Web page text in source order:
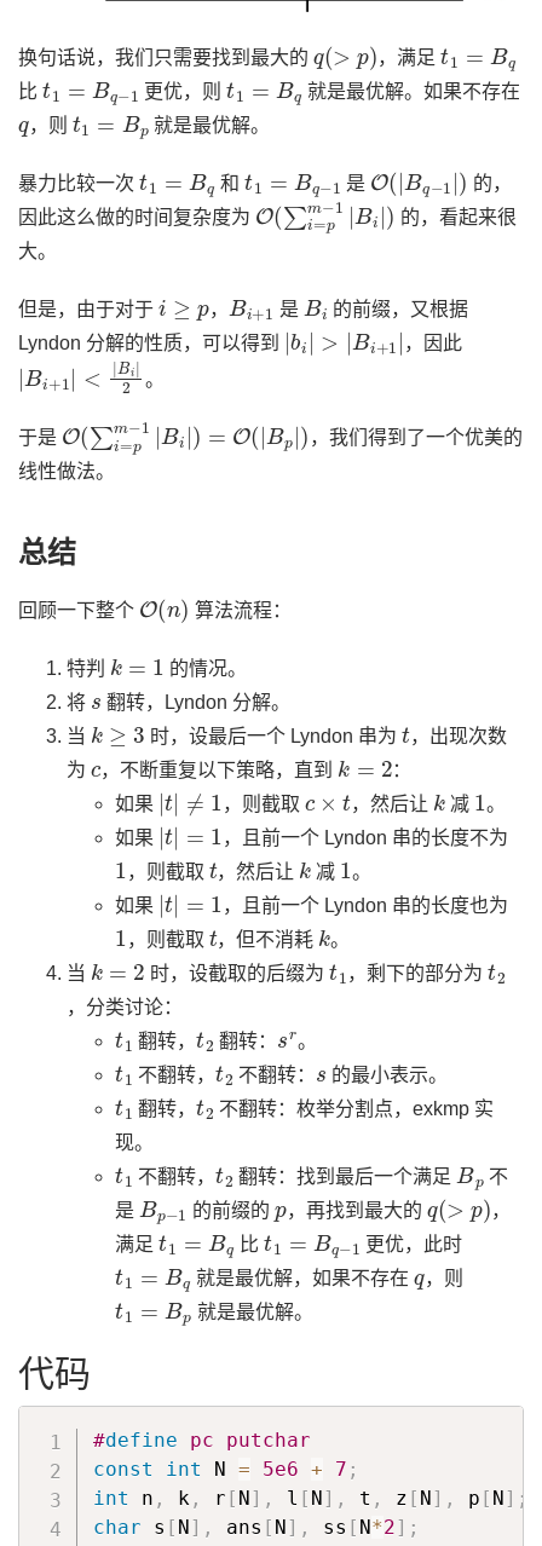
换句话说，我们只需要找到最大的
(
，满足
t q
比
t q−
更优，则
t q
就是最优解。如果不存在
，则
t1 B p
就是最优解。
暴力比较一次
t q
和
t q−
是
O(| Bq 1|
的，
因此这么做的时间复杂度为
O(∑i=pm −1 Bi|)
的，看起来很
大。
但是，由于对于
i≥p
，
Bi
是
Bi
的前缀，又根据
Lyndon 分解的性质，可以得到
|b | B +1
，因此
| Bi | i|2
。
于是
O(∑i=pm −1 B O(| Bp |)
，我们得到了一个优美的
线性做法。
总结
回顾一下整个
O( )
算法流程：
特判
k
的情况。
将
翻转，Lyndon 分解。
当
k ≥
时，设最后一个 Lyndon 串为
t
，出现次数
为
，不断重复以下策略，直到
k
：
如果
| t| 1
，则截取 ，然后让
k
减
1
。
如果
| t| 1
，且前一个 Lyndon 串的长度不为
1
，则截取
t
，然后让
k
减
1
。
如果
| t|
，且前一个 Lyndon 串的长度也为
1
，则截取
t
，但不消耗
k
。
当
k
时，设截取的后缀为
t
，剩下的部分为
t
，分类讨论：
t
翻转，
t
翻转：
sr
。
t
不翻转，
t
不翻转： 的最小表示。
t
翻转，
t
不翻转：枚举分割点，exkmp 实
现。
t
不翻转，
t
翻转：找到最后一个满足
Bp
不
是
Bp
的前缀的 ，再找到最大的
( )
，
满足
t q
比
t q−
更优，此时
t q
就是最优解，如果不存在 ，则
t p
就是最优解。
代码
#define pc putchar
const
int N = 5e6 + 7 ;
int n , k, r [ N ] , l [ N ] , t , z [ N ] , p [ N ] ;
char s [ N ] , ans [ N ] , ss [ N *2] ;